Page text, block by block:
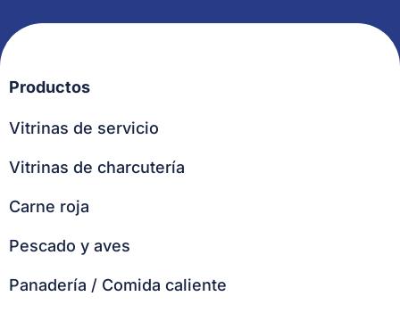
Productos
Vitrinas de servicio
Vitrinas de charcutería
Carne roja
Pescado y aves
Panadería / Comida caliente